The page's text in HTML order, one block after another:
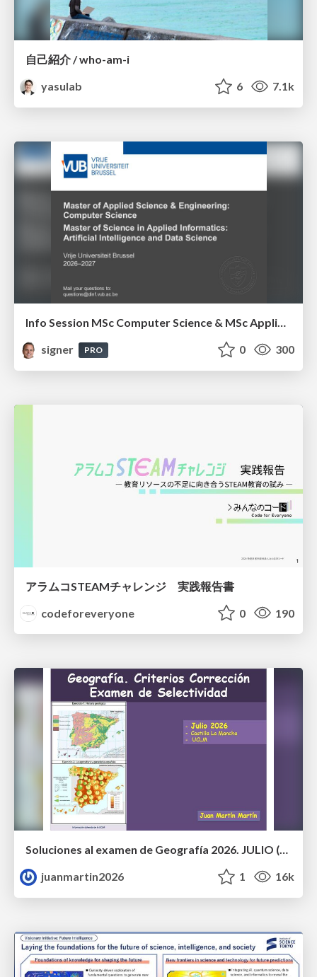
自己紹介 / who-am-i
yasulab
6 7.1k
Info Session MSc Computer Science & MSc Applied Informatics
signer
PRO 0 300
アラムコSTEAMチャレンジ 実践報告書
codeforeveryone
0 190
Soluciones al examen de Geografía 2026. JULIO (Convocatoria Extraordinaria)
juanmartin2026
1 16k